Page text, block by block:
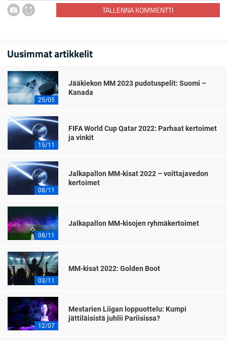
TALLENNA KOMMENTTI
Uusimmat artikkelit
25/05
Jääkiekon MM 2023 pudotuspelit: Suomi –
Kanada
15/11
FIFA World Cup Qatar 2022: Parhaat kertoimet
ja vinkit
08/11
Jalkapallon MM-kisat 2022 – voittajavedon
kertoimet
08/11
Jalkapallon MM-kisojen ryhmäkertoimet
03/11
MM-kisat 2022: Golden Boot
12/07
Mestarien Liigan loppuottelu: Kumpi
jättiläisistä juhlii Pariisissa?